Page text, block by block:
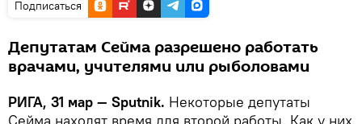
Подписаться
Депутатам Сейма разрешено работать
врачами, учителями или рыболовами
РИГА, 31 мар — Sputnik. Некоторые депутаты
Сейма находят время для второй работы. Как у них